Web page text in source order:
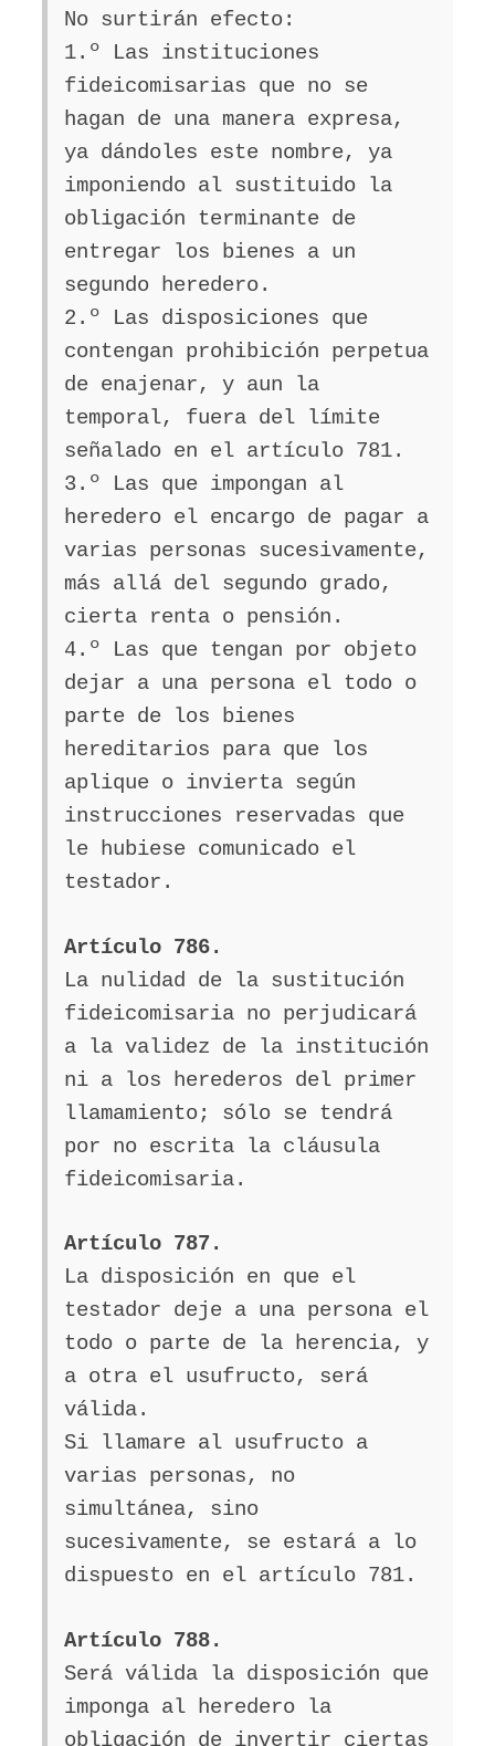
No surtirán efecto:
1.º Las instituciones
fideicomisarias que no se
hagan de una manera expresa,
ya dándoles este nombre, ya
imponiendo al sustituido la
obligación terminante de
entregar los bienes a un
segundo heredero.
2.º Las disposiciones que
contengan prohibición perpetua
de enajenar, y aun la
temporal, fuera del límite
señalado en el artículo 781.
3.º Las que impongan al
heredero el encargo de pagar a
varias personas sucesivamente,
más allá del segundo grado,
cierta renta o pensión.
4.º Las que tengan por objeto
dejar a una persona el todo o
parte de los bienes
hereditarios para que los
aplique o invierta según
instrucciones reservadas que
le hubiese comunicado el
testador.
Artículo 786.
La nulidad de la sustitución
fideicomisaria no perjudicará
a la validez de la institución
ni a los herederos del primer
llamamiento; sólo se tendrá
por no escrita la cláusula
fideicomisaria.
Artículo 787.
La disposición en que el
testador deje a una persona el
todo o parte de la herencia, y
a otra el usufructo, será
válida.
Si llamare al usufructo a
varias personas, no
simultánea, sino
sucesivamente, se estará a lo
dispuesto en el artículo 781.
Artículo 788.
Será válida la disposición que
imponga al heredero la
obligación de invertir ciertas